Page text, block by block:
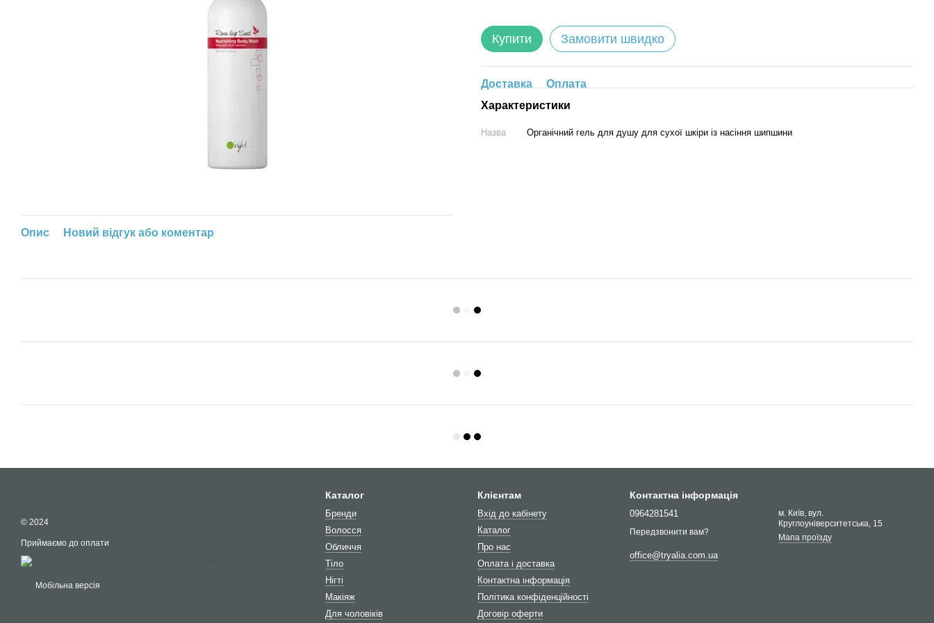
Опис Новий відгук або коментар
Купити Замовити швидко
Доставка
Оплата
Характеристики
Назва Органічний гель для душу для сухої шкіри із насіння шипшини
© 2024
Приймаємо до оплати
Мобільна версія
Каталог
Бренди
Волосся
Обличчя
Тіло
Нігті
Макіяж
Для чоловіків
Клієнтам
Вхід до кабінету
Каталог
Про нас
Оплата і доставка
Контактна інформація
Політика конфіденційності
Договір оферти
Контактна інформація
0964281541
Передзвонити вам?
office@tryalia.com.ua
м. Київ, вул.
Круглоуніверситетська, 15
Мапа проїзду